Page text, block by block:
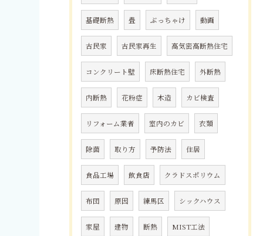
基礎断熱 畳 ぶっちゃけ 動画
古民家 古民家再生 高気密高断熱住宅
コンクリート壁 床断熱住宅 外断熱
内断熱 花粉症 木造 カビ検査
リフォーム業者 室内のカビ 衣類
除菌 取り方 予防法 住居
食品工場 飲食店 クラドスポリウム
布団 原因 練馬区 シックハウス
家屋 建物 断熱 MIST工法